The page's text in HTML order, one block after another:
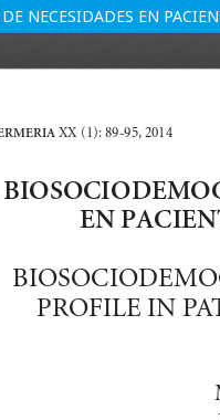
NECESIDADES EN